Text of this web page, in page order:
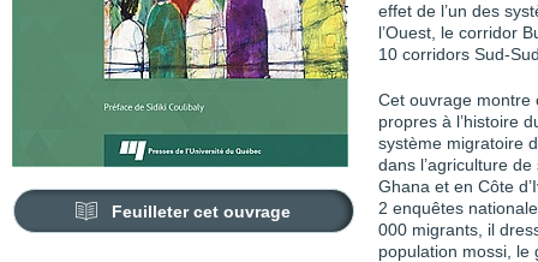
Feuilleter cet ouvrage
effet de l’un des
l’Ouest, le corridor
10 corridors Sud-
Cet ouvrage montre
propres à l’histoire
système migratoire
dans l’agriculture
Ghana et en Côte
2 enquêtes
000 migrants, il
population mossi, le